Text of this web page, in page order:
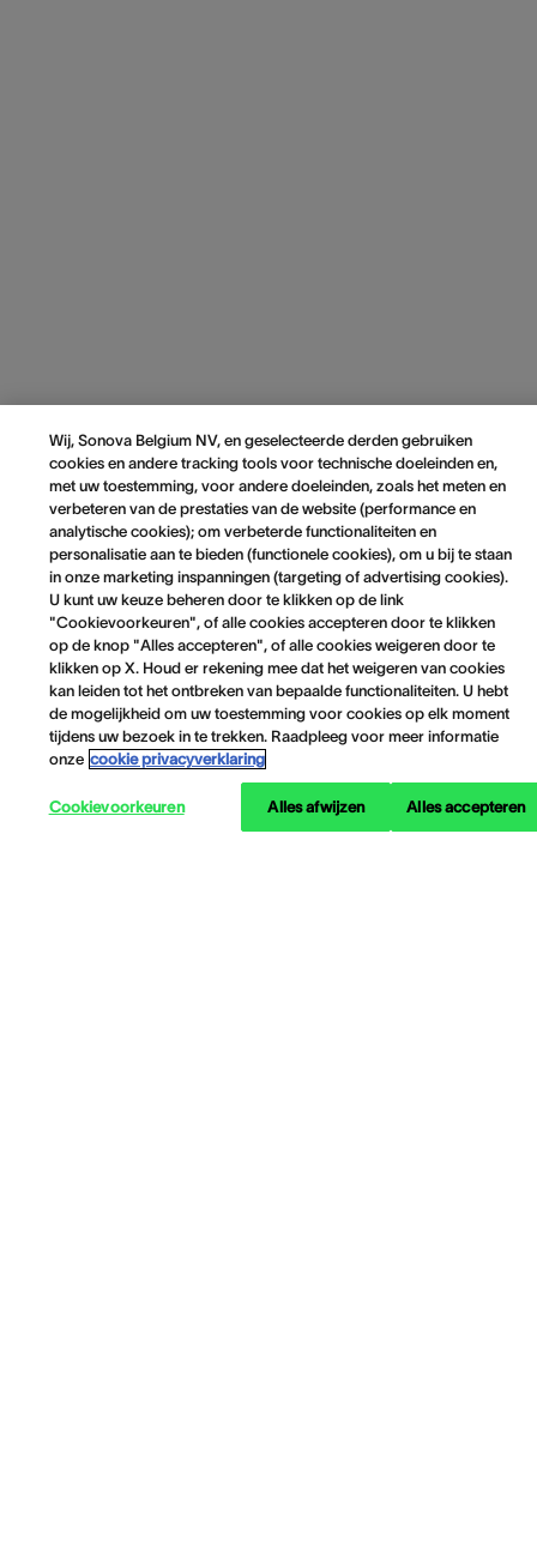
Wij, Sonova Belgium NV, en geselecteerde derden gebruiken
cookies en andere tracking tools voor technische doeleinden en,
met uw toestemming, voor andere doeleinden, zoals het meten en
verbeteren van de prestaties van de website (performance en
analytische cookies); om verbeterde functionaliteiten en
personalisatie aan te bieden (functionele cookies), om u bij te staan
in onze marketing inspanningen (targeting of advertising cookies).
U kunt uw keuze beheren door te klikken op de link
"Cookievoorkeuren", of alle cookies accepteren door te klikken
op de knop "Alles accepteren", of alle cookies weigeren door te
klikken op X. Houd er rekening mee dat het weigeren van cookies
kan leiden tot het ontbreken van bepaalde functionaliteiten. U hebt
de mogelijkheid om uw toestemming voor cookies op elk moment
tijdens uw bezoek in te trekken. Raadpleeg voor meer informatie
onze cookie privacyverklaring
Cookievoorkeuren Alles afwijzen Alles accepteren